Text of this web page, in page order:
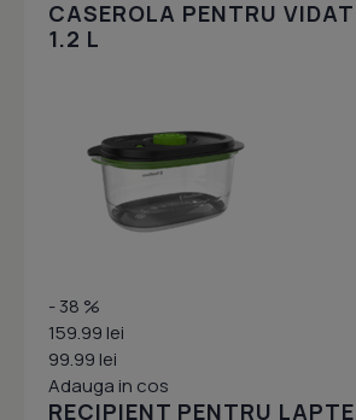
CASEROLA PENTRU
1.2 L
- 38 %
159.99 lei
99.99 lei
Adauga in cos
RECIPIENT PENTRU